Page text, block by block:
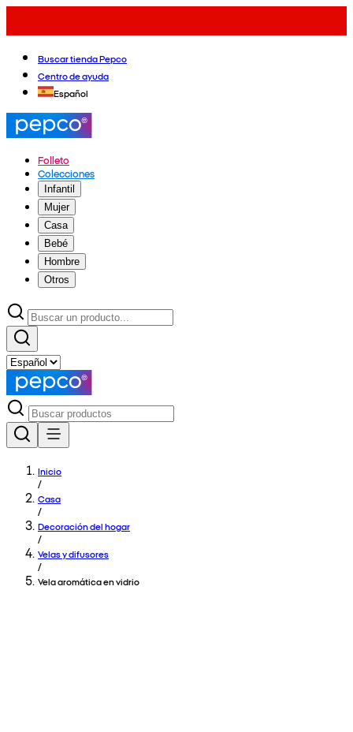
Buscar tienda Pepco
Centro de ayuda
Español
Folleto
Colecciones
Infantil
Mujer
Casa
Bebé
Hombre
Otros
Inicio
/
Casa
/
Decoración del hogar
/
Velas y difusores
/
Vela aromática en vidrio